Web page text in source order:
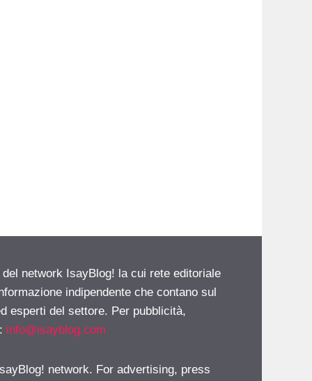
network IsayBlog! la cui rete editoriale
indipendente che contano sul
esperti del settore. Per pubblicità,
info@isayblog.com
network. For advertising, press